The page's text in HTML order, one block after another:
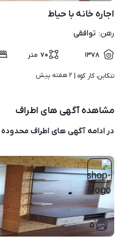
اجاره خانه با حیاط
رهن: توافقی
۱۳۷۸ ۷۰ متر
تنکابن، کار کوه | ۲ هفته پیش
مشاهده آگهی های اطراف
در ادامه آگهی هایاطراف محدوده
۵